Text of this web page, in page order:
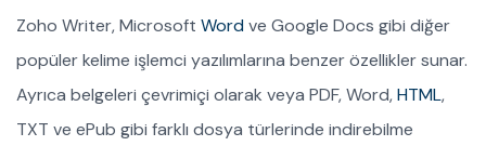
Zoho Writer, Microsoft Wordve Google Docs gibi diğer
popüler kelime işlemci yazılımlarına benzer özellikler sunar.
Ayrıca belgeleri çevrimiçi olarak veya PDF, Word,HTML,
TXT ve ePub gibi farklı dosya türlerinde indirebilme